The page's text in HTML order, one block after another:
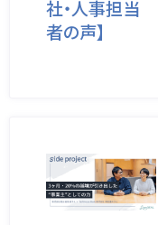
社・人事担当
者の声】